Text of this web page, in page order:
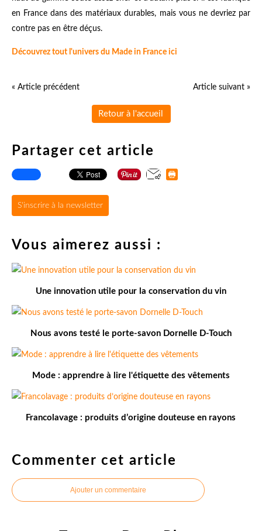
en France dans des matériaux durables, mais vous ne devriez par
contre pas en être déçus.
Découvrez tout l'univers du Made in France ici
« Article précédent Article suivant »
Retour à l'accueil
Partager cet article
S'inscrire à la newsletter
Vous aimerez aussi :
Une innovation utile pour la conservation du vin
Nous avons testé le porte-savon Dornelle D-Touch
Mode : apprendre à lire l'étiquette des vêtements
Francolavage : produits d’origine douteuse en rayons
Commenter cet article
Ajouter un commentaire